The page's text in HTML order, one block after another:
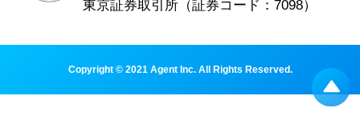
東京証券取引所（証券コード：7098）
Copyright © 2021 Agent Inc. All Rights Reserved.